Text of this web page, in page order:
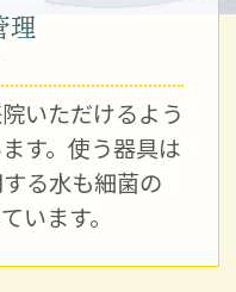
理
いただけるよう
す。使う器具は
る水も細菌の
います。